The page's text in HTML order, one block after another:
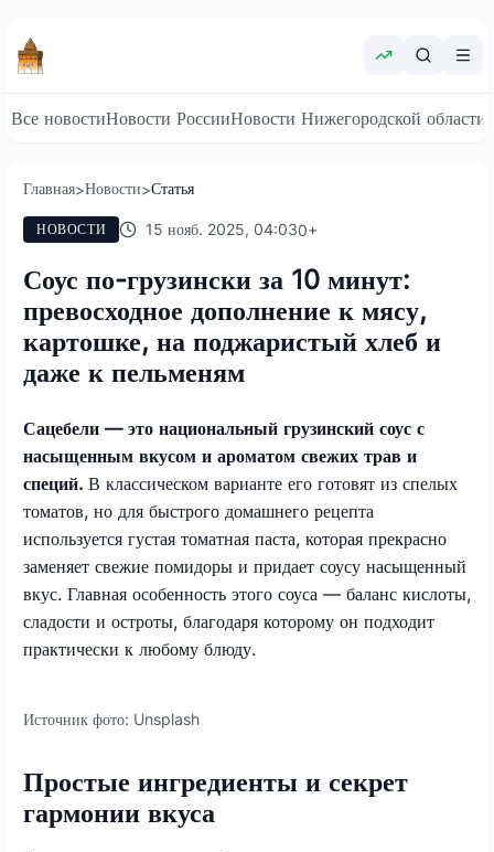
Все новостиНовости РоссииНовости Нижегородской области
Главная>Новости>Статья
НОВОСТИ 15 нояб. 2025, 04:030+
Соус по-грузински за 10 минут:
превосходное дополнение к мясу,
картошке, на поджаристый хлеб и
даже к пельменям
Сацебели — это национальный грузинский соус с
насыщенным вкусом и ароматом свежих трав и
специй. В классическом варианте его готовят из спелых
томатов, но для быстрого домашнего рецепта
используется густая томатная паста, которая прекрасно
заменяет свежие помидоры и придает соусу насыщенный
вкус. Главная особенность этого соуса — баланс кислоты,
сладости и остроты, благодаря которому он подходит
практически к любому блюду.
Источник фото: Unsplash
Простые ингредиенты и секрет
гармонии вкуса